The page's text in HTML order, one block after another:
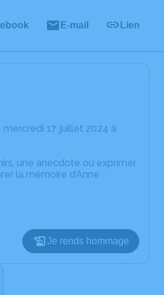
E-mail Lien
mercredi 17 juillet 2024 à
une anecdote ou exprimer
la mémoire d’Anne
Je rends hommage